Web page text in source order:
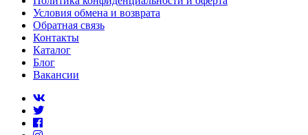
Условия обмена и возврата
Обратная связь
Контакты
Каталог
Блог
Вакансии